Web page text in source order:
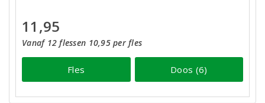
11,95
Vanaf 12 flessen 10,95 per fles
Fles Doos (6)